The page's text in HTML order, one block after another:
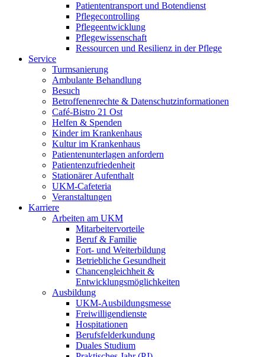
Patiententransport und Botendienst
Pflegecontrolling
Pflegeentwicklung
Pflegewissenschaft
Ressourcen und Resilienz in der Pflege
Service
Turmsanierung
Ambulante Behandlung
Besuch
Betroffenenrechte & Datenschutzinformationen
Café-Bistro 21 Ost
Helfen & Spenden
Kinder im Krankenhaus
Kultur im Krankenhaus
Patientenunterlagen anfordern
Patientenzufriedenheit
Stationärer Aufenthalt
UKM-Cafeteria
Veranstaltungen
Karriere
Arbeiten am UKM
Mitarbeitervorteile
Beruf & Familie
Fort- und Weiterbildung
Betriebliche Gesundheit
Chancengleichheit &
Entwicklungsmöglichkeiten
Ausbildung
UKM-Ausbildungsmesse
Freiwilligendienste
Hospitationen
Berufsfelderkundung
Duales Studium